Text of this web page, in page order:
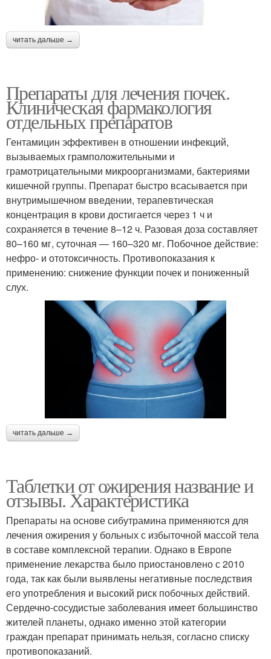
читать дальше →
Препараты для лечения почек.
Клиническая фармакология
отдельных препаратов
Гентамицин эффективен в отношении инфекций,
вызываемых грамположительными и
грамотрицательными микроорганизмами, бактериями
кишечной группы. Препарат быстро всасывается при
внутримышечном введении, терапевтическая
концентрация в крови достигается через 1 ч и
сохраняется в течение 8–12 ч. Разовая доза составляет
80–160 мг, суточная — 160–320 мг. Побочное действие:
нефро- и ототоксичность. Противопоказания к
применению: снижение функции почек и пониженный
слух.
читать дальше →
Таблетки от ожирения название и
отзывы. Характеристика
Препараты на основе сибутрамина применяются для
лечения ожирения у больных с избыточной массой тела
в составе комплексной терапии. Однако в Европе
применение лекарства было приостановлено с 2010
года, так как были выявлены негативные последствия
его употребления и высокий риск побочных действий.
Сердечно-сосудистые заболевания имеет большинство
жителей планеты, однако именно этой категории
граждан препарат принимать нельзя, согласно списку
противопоказаний.